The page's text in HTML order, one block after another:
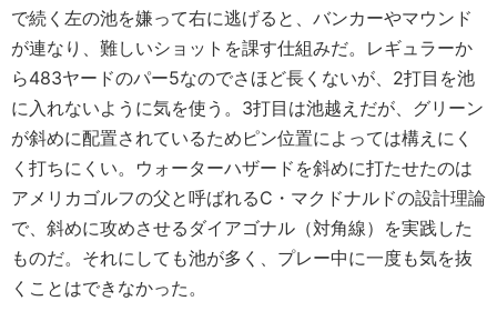
で続く左の池を嫌って右に逃げると、バンカーやマウンド
が連なり、難しいショットを課す仕組みだ。レギュラーか
ら483ヤードのパー5なのでさほど長くないが、2打目を池
に入れないように気を使う。3打目は池越えだが、グリーン
が斜めに配置されているためピン位置によっては構えにく
く打ちにくい。ウォーターハザードを斜めに打たせたのは
アメリカゴルフの父と呼ばれるC・マクドナルドの設計理論
で、斜めに攻めさせるダイアゴナル（対角線）を実践した
ものだ。それにしても池が多く、プレー中に一度も気を抜
くことはできなかった。